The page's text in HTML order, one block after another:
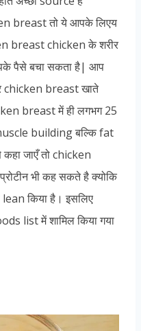
breast तो ये आपके लिएय
breast chicken के शरीर
पैसे बचा सकता है| आप
chicken breast खाते
breast में ही लगभग 25
building बल्कि fat
जाएँ तो chicken
भी कह सकते है क्योकि
lean किया है। इसलिए
list में शामिल किया गया